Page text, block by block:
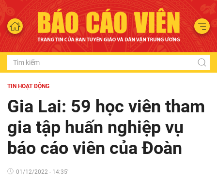
TIN HOẠT ĐỘNG
Gia Lai: 59 học viên tham
gia tập huấn nghiệp vụ
báo cáo viên của Đoàn
01/12/2022 - 14:35'